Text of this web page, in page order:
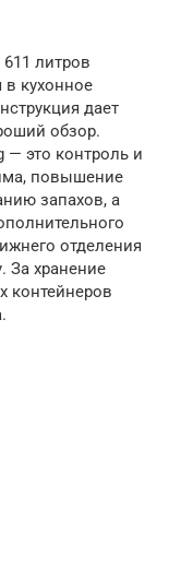
литров
в кухонное
дает
обзор.
— это контроль и
повышение
запахов, а
отделения
За хранение
контейнеров